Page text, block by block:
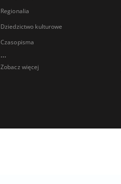
Regionalia
Dziedzictwo kulturowe
Czasopisma
...
Zobacz więcej